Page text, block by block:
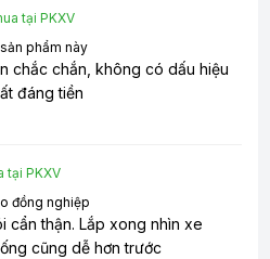
tại PKXV
phẩm này
chắc chắn, không có dấu hiệu
đáng tiền
tại PKXV
đồng nghiệp
cẩn thận. Lắp xong nhìn xe
cũng dễ hơn trước